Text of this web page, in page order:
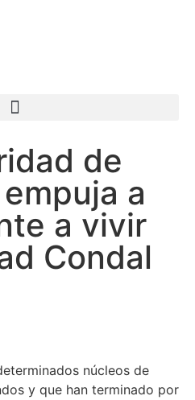
de
a
a vivir
Condal
núcleos de
y que han terminado por